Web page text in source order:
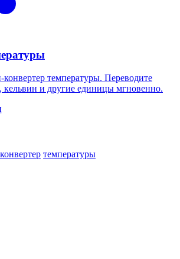
температуры. Переводите
кельвин и другие единицы мгновенно.
конвертер температуры